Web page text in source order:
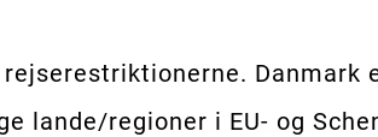
Danmark
regioner i EU- og